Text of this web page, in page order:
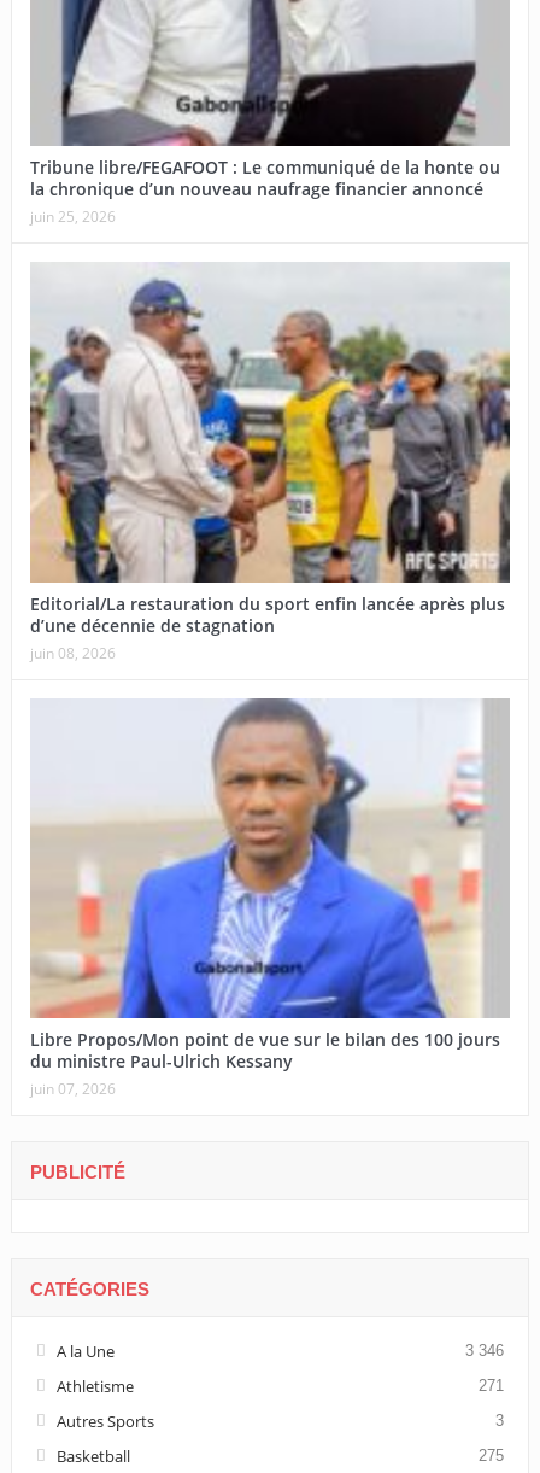
Tribune libre/FEGAFOOT : Le communiqué de la honte ou
la chronique d’un nouveau naufrage financier annoncé
juin 25, 2026
Editorial/La restauration du sport enfin lancée après plus
d’une décennie de stagnation
juin 08, 2026
Libre Propos/Mon point de vue sur le bilan des 100 jours
du ministre Paul-Ulrich Kessany
juin 07, 2026
PUBLICITÉ
CATÉGORIES
A la Une 3 346
Athletisme 271
Autres Sports 3
Basketball 275